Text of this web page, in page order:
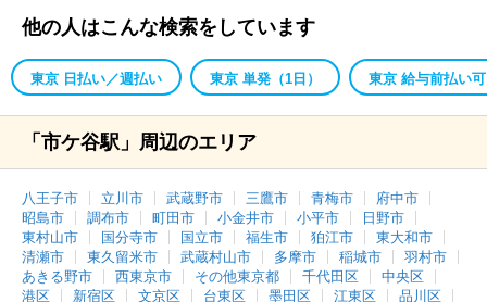
他の人はこんな検索をしています
東京 日払い／週払い 東京 単発（1日） 東京 給与前払い可
「市ケ谷駅」周辺のエリア
八王子市 立川市 武蔵野市 三鷹市 青梅市
府中市
昭島市
調布市 町田市 小金井市 小平市
日野市
東村山市
国分寺市 国立市 福生市 狛江市
東大和市
清瀬市
東久留米市 武蔵村山市 多摩市 稲城市
羽村市
あきる野市
西東京市 その他東京都 千代田区
中央区
港区
新宿区 文京区 台東区 墨田区 江東区 品川区